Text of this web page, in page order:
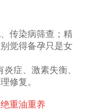
传染病筛查；精
觉得备孕只是女
症、激素失衡、
修复。
重油重养